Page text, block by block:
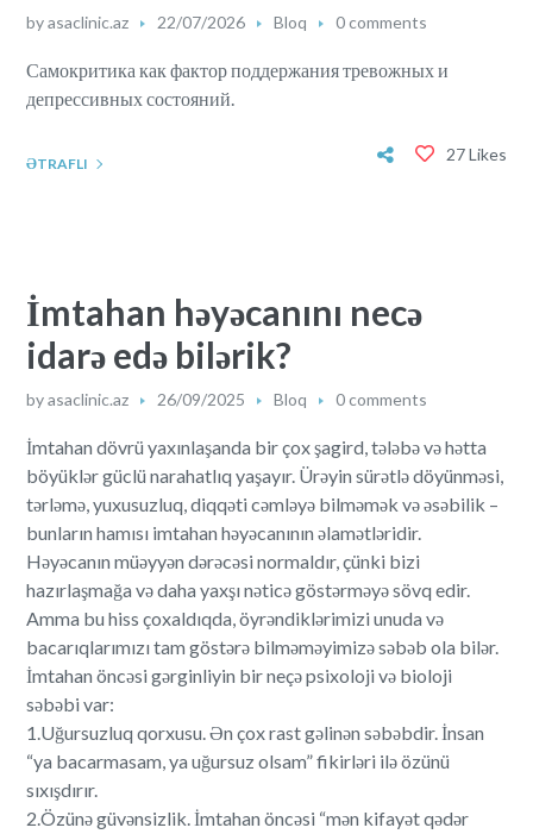
byasaclinic.az 22/07/2026 Bloq 0 comments
Самокритика как фактор поддержания тревожных и
депрессивных состояний.
ƏTRAFLI 27 Likes
İmtahan həyəcanını necə
idarə edə bilərik?
byasaclinic.az 26/09/2025 Bloq 0 comments
İmtahan dövrü yaxınlaşanda bir çox şagird, tələbə və hətta
böyüklər güclü narahatlıq yaşayır. Ürəyin sürətlə döyünməsi,
tərləmə, yuxusuzluq, diqqəti cəmləyə bilməmək və əsəbilik –
bunların hamısı imtahan həyəcanının əlamətləridir.
Həyəcanın müəyyən dərəcəsi normaldır, çünki bizi
hazırlaşmağa və daha yaxşı nəticə göstərməyə sövq edir.
Amma bu hiss çoxaldıqda, öyrəndiklərimizi unuda və
bacarıqlarımızı tam göstərə bilməməyimizə səbəb ola bilər.
İmtahan öncəsi gərginliyin bir neçə psixoloji və bioloji
səbəbi var:
1.Uğursuzluq qorxusu. Ən çox rast gəlinən səbəbdir. İnsan
“ya bacarmasam, ya uğursuz olsam” fikirləri ilə özünü
sıxışdırır.
2.Özünə güvənsizlik. İmtahan öncəsi “mən kifayət qədər